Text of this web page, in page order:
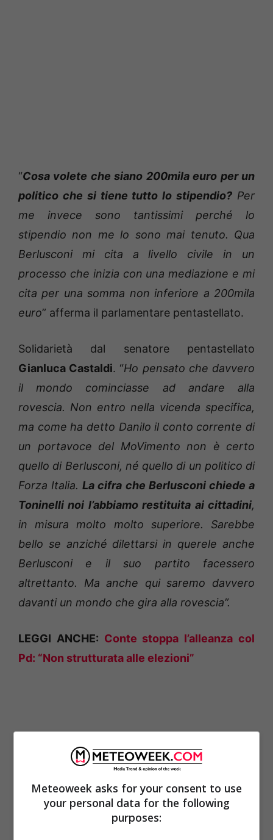
“Cosa volete che siano 200mila euro per un
politico che si tiene tutto lo stipendio? Per
me invece sono tantissimi perché lo
stipendio non me lo sono mai tenuto. Qua
Berlusconi mi cita a livello civile in un
processo che inizia con una mediazione e mi
cita per una somma non inferiore a 200mila
euro” afferma il parlamentare pentastellato.
Solidarietà dal senatore pentastellato
Gianluca Castaldi. “Ho pensato che davvero
il mondo cominciasse ad andare alla
rovescia. Non entro nella vicenda specifica,
ma come ha detto Danilo il conto corrente di
un portavoce del MoVimento non è certo
quello di Berlusconi, né quello di un politico di
Forza Italia.La cifra che Berlusconi chiede a
Toninelli noi l’abbiamo restituita ai cittadini,
in misura molto molto superiore. Sarebbe
bello se anziché dilettarsi in querele anche
Berlusconi e il suo partito facessero
altrettanto. Ma anche qui saremo davvero
davanti un mondo che gira alla rovescia”.
LEGGI ANCHE: Conte stoppa l’alleanza col
Pd: “Non strutturata alle elezioni”
Meteoweek asks for your consent to use
your personal data for the following
purposes: